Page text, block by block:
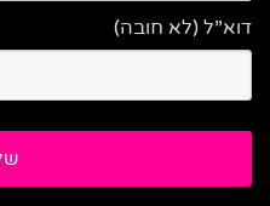
דוא”ל (לא חובה)